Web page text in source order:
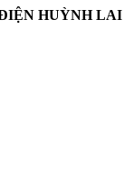
HUỲNH LAI